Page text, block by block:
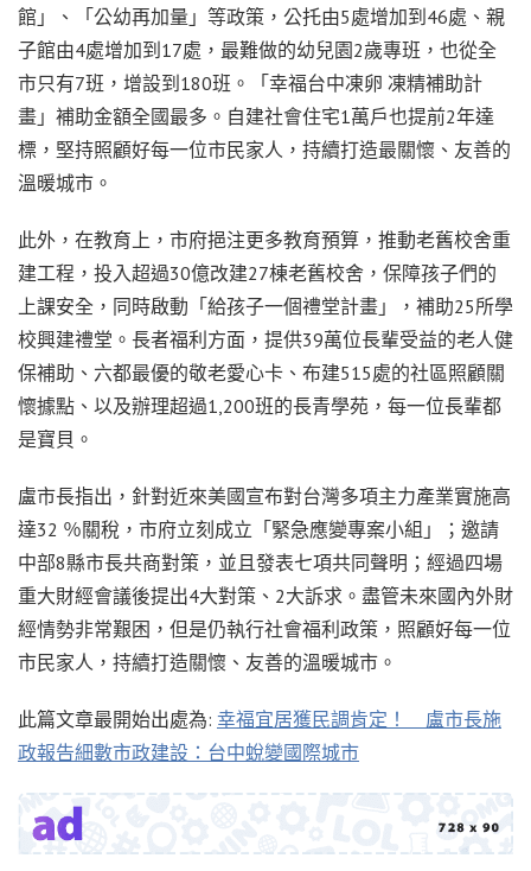
館」、「公幼再加量」等政策，公托由5處增加到46處、親
子館由4處增加到17處，最難做的幼兒園2歲專班，也從全
市只有7班，增設到180班。「幸福台中凍卵 凍精補助計
畫」補助金額全國最多。自建社會住宅1萬戶也提前2年達
標，堅持照顧好每一位市民家人，持續打造最關懷、友善的
溫暖城市。
此外，在教育上，市府挹注更多教育預算，推動老舊校舍重
建工程，投入超過30億改建27棟老舊校舍，保障孩子們的
上課安全，同時啟動「給孩子一個禮堂計畫」，補助25所學
校興建禮堂。長者福利方面，提供39萬位長輩受益的老人健
保補助、六都最優的敬老愛心卡、布建515處的社區照顧關
懷據點、以及辦理超過1,200班的長青學苑，每一位長輩都
是寶貝。
盧市長指出，針對近來美國宣布對台灣多項主力產業實施高
達32 ％關稅，市府立刻成立「緊急應變專案小組」；邀請
中部8縣市長共商對策，並且發表七項共同聲明；經過四場
重大財經會議後提出4大對策、2大訴求。盡管未來國內外財
經情勢非常艱困，但是仍執行社會福利政策，照顧好每一位
市民家人，持續打造關懷、友善的溫暖城市。
此篇文章最開始出處為: 幸福宜居獲民調肯定！ 盧市長施
政報告細數市政建設：台中蛻變國際城市